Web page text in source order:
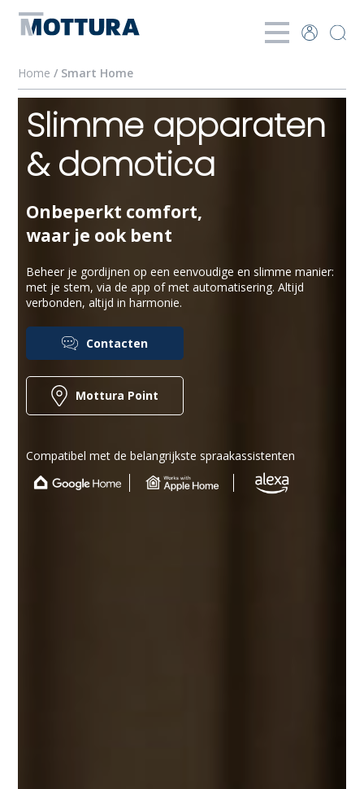
Home / Smart Home
Slimme apparaten
& domotica
Onbeperkt comfort,
waar je ook bent
Beheer je gordijnen op een eenvoudige en slimme manier:
met je stem, via de app of met automatisering. Altijd
verbonden, altijd in harmonie.
Contacten
Mottura Point
Compatibel met de belangrijkste spraakassistenten